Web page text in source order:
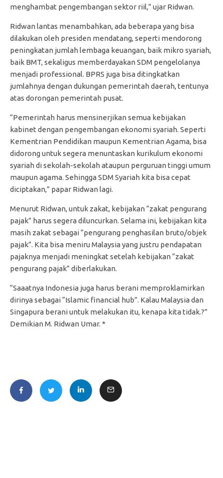
menghambat pengembangan sektor riil,” ujar Ridwan.
Ridwan lantas menambahkan, ada beberapa yang bisa
dilakukan oleh presiden mendatang, seperti mendorong
peningkatan jumlah lembaga keuangan, baik mikro syariah,
baik BMT, sekaligus memberdayakan SDM pengelolanya
menjadi professional. BPRS juga bisa ditingkatkan
jumlahnya dengan dukungan pemerintah daerah, tentunya
atas dorongan pemerintah pusat.
“Pemerintah harus mensinerjikan semua kebijakan
kabinet dengan pengembangan ekonomi syariah. Seperti
Kementrian Pendidikan maupun Kementrian Agama, bisa
didorong untuk segera menuntaskan kurikulum ekonomi
syariah di sekolah-sekolah ataupun perguruan tinggi umum
maupun agama. Sehingga SDM Syariah kita bisa cepat
diciptakan,” papar Ridwan lagi.
Menurut Ridwan, untuk zakat, kebijakan “zakat pengurang
pajak” harus segera diluncurkan. Selama ini, kebijakan kita
masih zakat sebagai “pengurang penghasilan bruto/objek
pajak”. Kita bisa meniru Malaysia yang justru pendapatan
pajaknya menjadi meningkat setelah kebijakan “zakat
pengurang pajak” diberlakukan.
“Saaatnya Indonesia juga harus berani memproklamirkan
dirinya sebagai “Islamic financial hub”. Kalau Malaysia dan
Singapura berani untuk melakukan itu, kenapa kita tidak.?”
Demikian M. Ridwan Umar. *